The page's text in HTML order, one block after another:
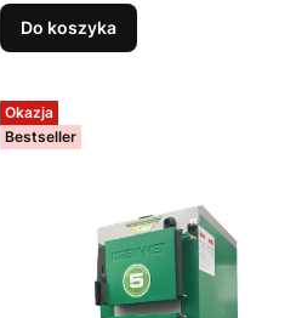
Do koszyka
Okazja
Bestseller